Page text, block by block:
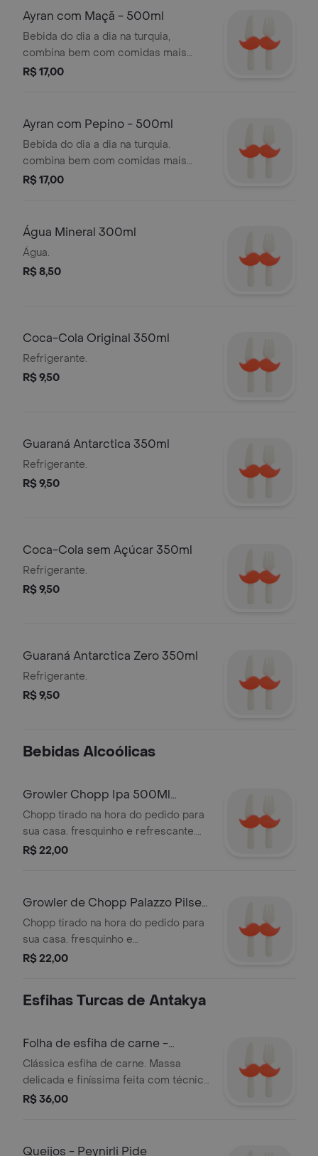
Ayran com Maçã - 500ml
Bebida do dia a dia na turquia,
combina bem com comidas mais
temperadas e churrasco. sem açúcar,
R$ 17,00
Ayran com Pepino - 500ml
Bebida do dia a dia na turquia.
combina bem com comidas mais
temperadas e churrasco, sem açúcar
R$ 17,00
Água Mineral 300ml
Água.
R$ 8,50
Coca-Cola Original 350ml
Refrigerante.
R$ 9,50
Guaraná Antarctica 350ml
Refrigerante.
R$ 9,50
Coca-Cola sem Açúcar 350ml
Refrigerante.
R$ 9,50
Guaraná Antarctica Zero 350ml
Refrigerante.
R$ 9,50
Bebidas Alcoólicas
Growler Chopp Ipa 500Ml
Schornstein
Chopp tirado na hora do pedido para
sua casa. fresquinho e refrescante.
uma índia pale ale de:abv 6,5% ibu 45.
R$ 22,00
Growler de Chopp Palazzo Pilsen
500Ml
Chopp tirado na hora do pedido para
sua casa. fresquinho e
refrescante.uma lager de: abv 4,8%
R$ 22,00
Esfihas Turcas de Antakya
Folha de esfiha de carne -
Lahmacun 2un
Clássica esfiha de carne. Massa
delicada e finíssima feita com técnica
ancestral.
R$ 36,00
Queijos - Peynirli Pide